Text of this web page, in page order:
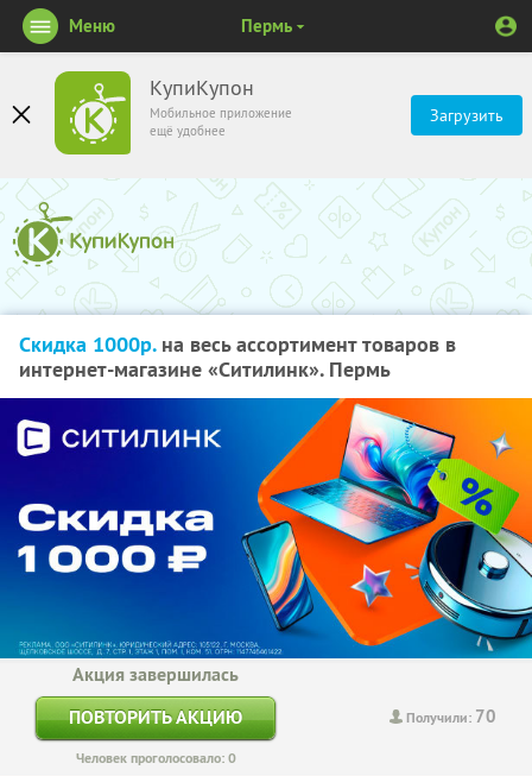
КупиКупон
Мобильное приложение
ещё удобнее
Загрузить
Меню Пермь
Скидка 1000р.на весь ассортимент товаров в
интернет-магазине «Ситилинк». Пермь
Получили: 70
Акция завершилась
ПОВТОРИТЬ АКЦИЮ
Человек проголосовало: 0